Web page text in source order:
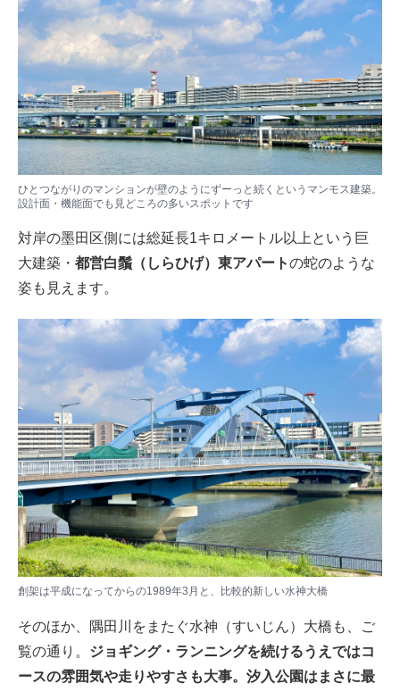
ひとつながりのマンションが壁のようにずーっと続くというマンモス建築。
設計面・機能面でも見どころの多いスポットです
対岸の墨田区側には総延長1キロメートル以上という巨
大建築・ 都営白鬚（しらひげ）東アパートの蛇のような
姿も見えます。
創架は平成になってからの1989年3月と、比較的新しい水神大橋
そのほか、隅田川をまたぐ水神（すいじん）大橋も、ご
覧の通り。 ジョギング・ランニングを続けるうえではコ
ースの雰囲気や走りやすさも大事。汐入公園はまさに最